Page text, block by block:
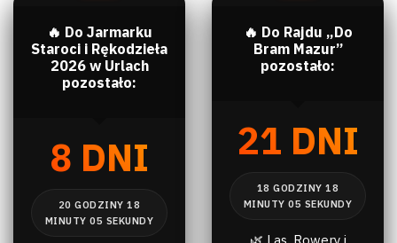
🔥 Do Jarmarku
Staroci i Rękodzieła
2026 w Urlach
pozostało:
8 DNI
🔥 Do Rajdu „Do
Bram Mazur”
pozostało:
21 DNI